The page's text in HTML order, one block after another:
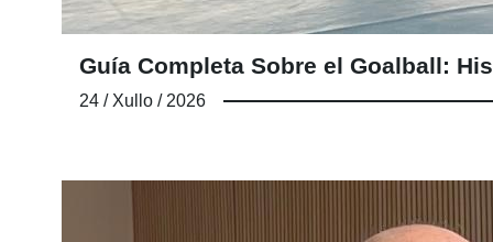
Guía Completa Sobre el Goalball:
24 / Xullo / 2026